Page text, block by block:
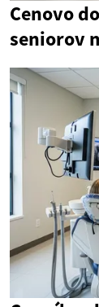
Cenovo
seniorov